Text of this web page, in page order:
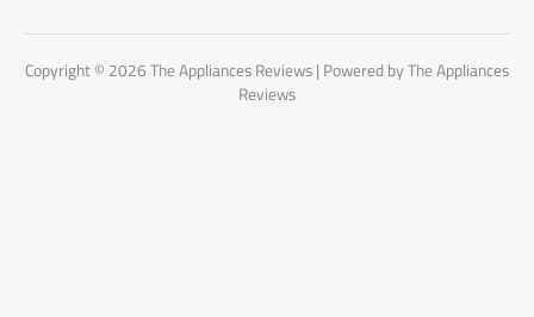
Copyright © 2026 The Appliances Reviews | Powered by The Appliances
Reviews